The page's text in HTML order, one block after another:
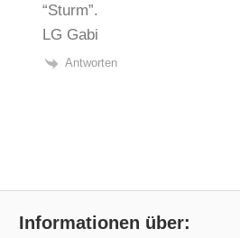
“Sturm”.
LG Gabi
Antworten
Informationen über: